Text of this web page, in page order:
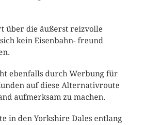
über die äußerst reizvolle
kein Eisenbahn- freund
ebenfalls durch Werbung für
auf diese Alternativroute
aufmerksam zu machen.
in den Yorkshire Dales entlang